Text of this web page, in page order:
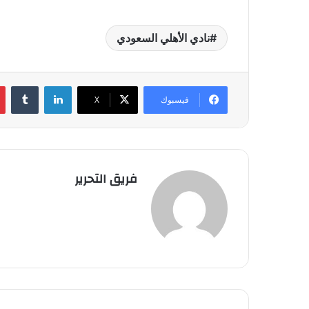
نادي الأهلي السعودي
فيسبوك ‫X
لينكدإن
فريق التحرير